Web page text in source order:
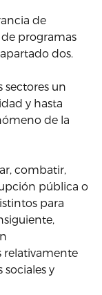
de
programas
dos.
sectores un
y hasta
de la
combatir,
pública o
para
relativamente
y